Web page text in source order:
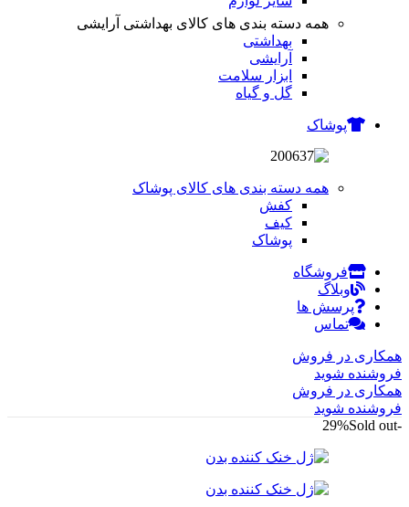
همه دسته بندی های کالای بهداشتی آرایشی
بهداشتی
آرایشی
ابزار سلامت
گل و گیاه
پوشاک
همه دسته بندی های کالای پوشاک
کفش
کیف
پوشاک
فروشگاه
وبلاگ
پرسش ها
تماس
همکاری در فروش
فروشنده شوید
همکاری در فروش
فروشنده شوید
-29%
Sold out